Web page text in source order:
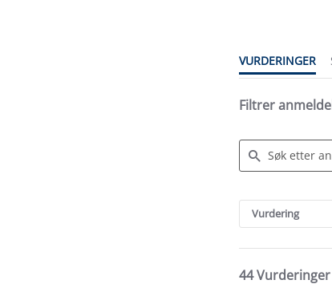
VURDERINGER
Filtrer
Reviews
Vurdering
44 Vurderinger